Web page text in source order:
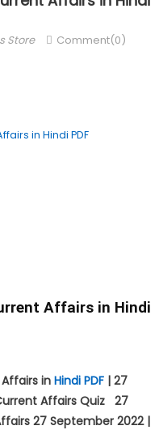
Store Comment(0)
in Hindi PDF
Affairs in Hindi
in Hindi PDF| 27
Affairs Quiz 27
27 September 2022 |